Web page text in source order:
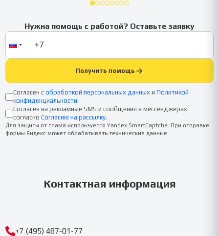
Нужна помощь с работой? Оставьте заявку
Получить помощь
Согласен с обработкой персональных данных и Политикой
конфиденциальности.
Согласен на рекламные SMS и сообщения в мессенджерах
согласно Согласию на рассылку.
Для защиты от спама используется Yandex SmartCaptcha. При отправке
формы Яндекс может обрабатывать технические данные.
Контактная информация
+7 (495) 487-01-77